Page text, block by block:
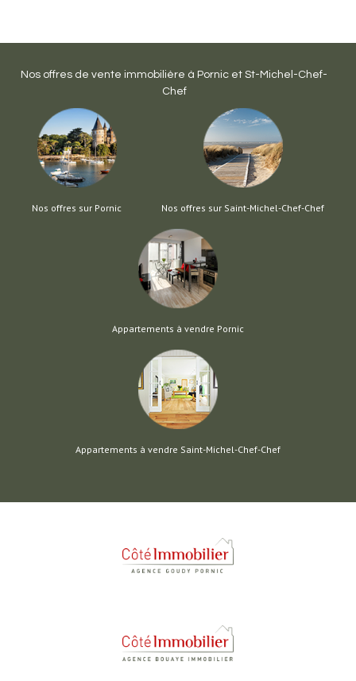
Nos offres de vente immobilière à Pornic et St-Michel-Chef-
Chef
Nos offres sur Pornic Nos offres sur Saint-Michel-Chef-Chef
Appartements à vendre Pornic
Appartements à vendre Saint-Michel-Chef-Chef